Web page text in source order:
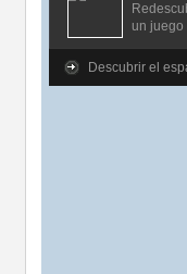
un juego
Descubrir el